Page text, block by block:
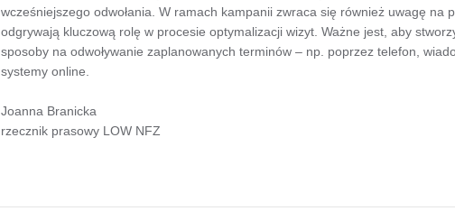
wcześniejszego odwołania. W ramach kampanii zwraca się również uwagę na
odgrywają kluczową rolę w procesie optymalizacji wizyt. Ważne jest, aby
sposoby na odwoływanie zaplanowanych terminów – np. poprzez telefon,
systemy online.
Joanna Branicka
rzecznik prasowy LOW NFZ